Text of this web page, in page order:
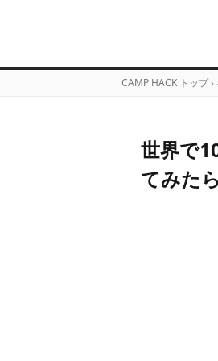
CAMP HACK トップ ›
世界で
てみた